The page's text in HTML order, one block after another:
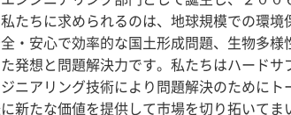
たちに求められるのは、地球規模での環境
・安心で効率的な国土形成問題、生物多様
発想と問題解決力です。私たちはハードサ
ニアリング技術により問題解決のためにト
新たな価値を提供して市場を切り拓いてま